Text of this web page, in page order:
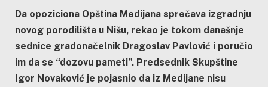
Da opoziciona Opština Medijana sprečava izgradnju
novog porodilišta u Nišu, rekao je tokom današnje
sednice gradonačelnik Dragoslav Pavlović i poručio
im da se “dozovu pameti”. Predsednik Skupštine
Igor Novaković je pojasnio da iz Medijane nisu